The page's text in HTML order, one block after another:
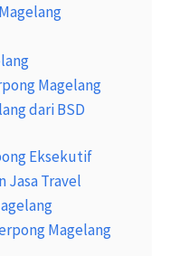
Magelang
dari BSD
Eksekutif
Jasa Travel
Magelang